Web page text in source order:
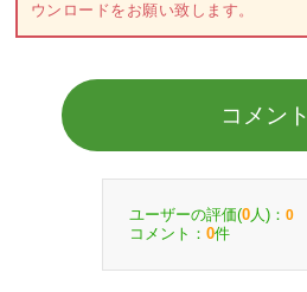
ウンロードをお願い致します。
コメント
ユーザーの評価(0 人)： 0
コメント： 0件